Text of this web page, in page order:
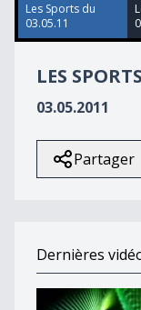
11
seconds
Les Sports du
03.05.11
LES
03.05.2011
Partager
Dernières
Best of des